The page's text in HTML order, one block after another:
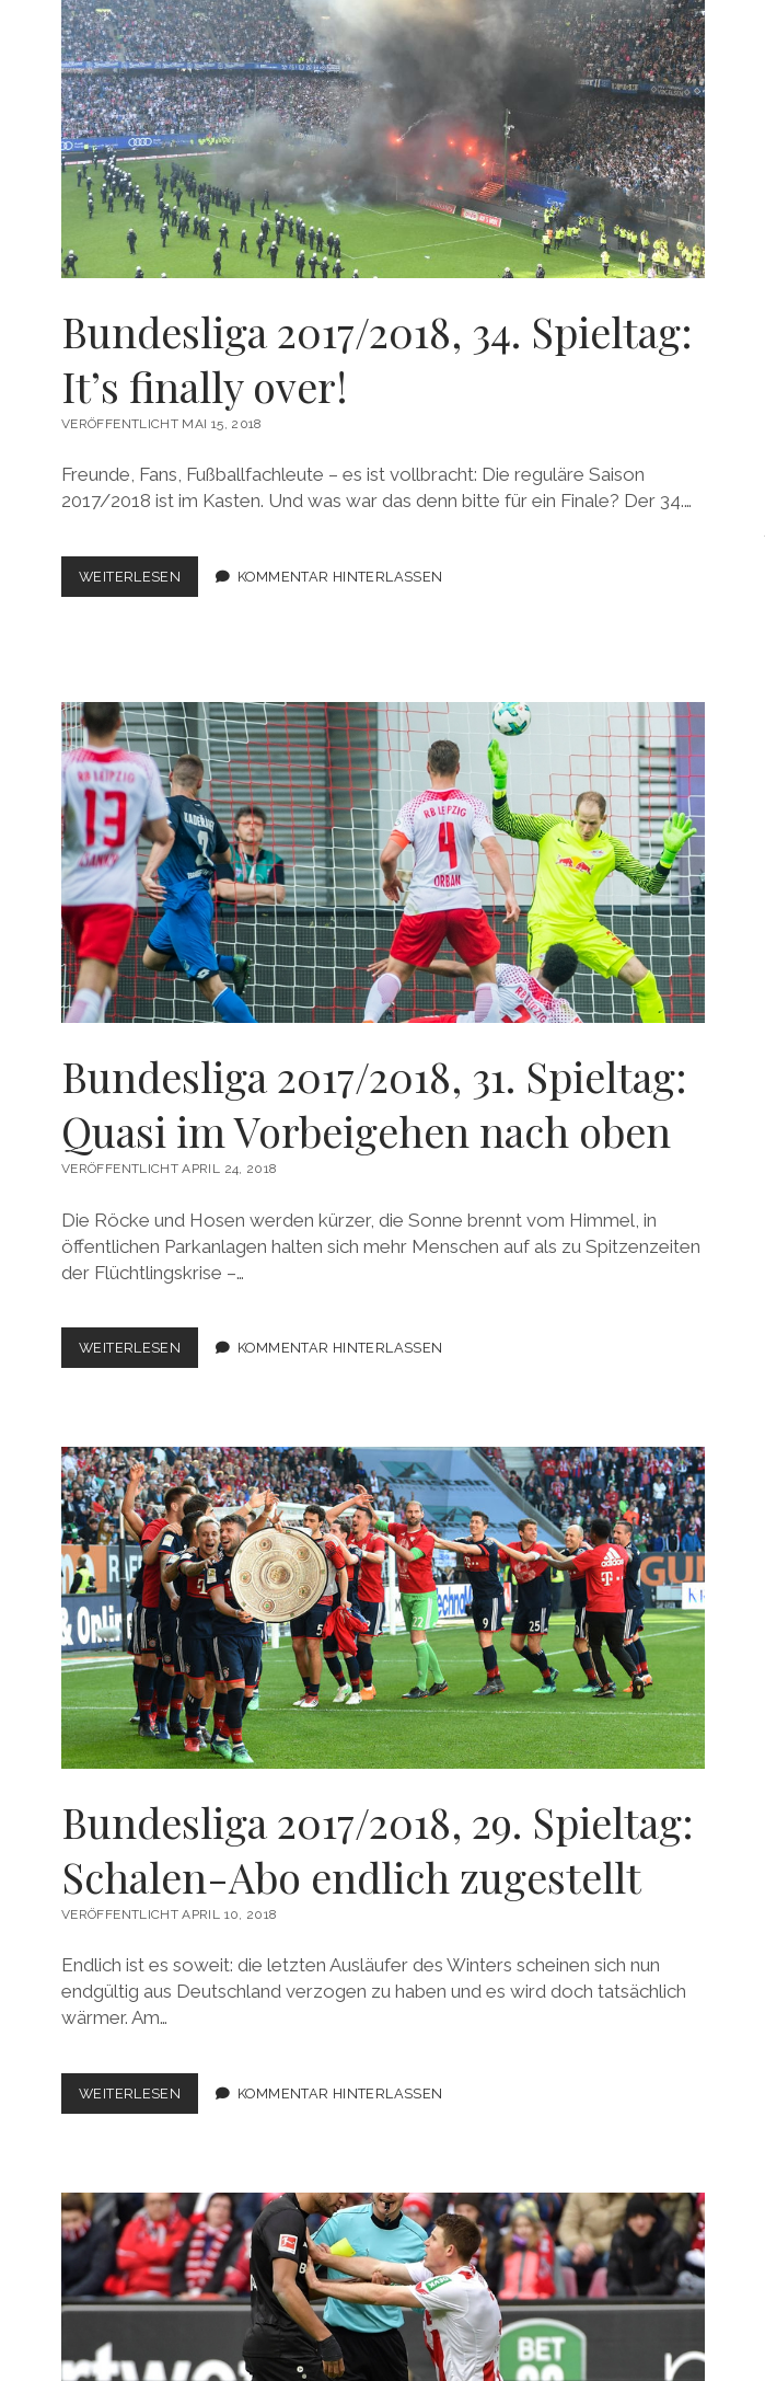
Bundesliga 2017/2018, 34. Spieltag:
It’s finally over!
VERÖFFENTLICHT MAI 15, 2018
Freunde, Fans, Fußballfachleute – es ist vollbracht: Die reguläre Saison
2017/2018 ist im Kasten. Und was war das denn bitte für ein Finale? Der 34.…
WEITERLESEN BUNDESLIGA
2017/2018,
OVER!
KOMMENTAR HINTERLASSEN
Bundesliga 2017/2018, 31. Spieltag:
Quasi im Vorbeigehen nach oben
VERÖFFENTLICHT APRIL 24, 2018
Die Röcke und Hosen werden kürzer, die Sonne brennt vom Himmel, in
öffentlichen Parkanlagen halten sich mehr Menschen auf als zu Spitzenzeiten
der Flüchtlingskrise –…
WEITERLESEN BUNDESLIGA
2017/2018,
IM
VORBEIGEHEN
NACH
OBEN
KOMMENTAR HINTERLASSEN
Bundesliga 2017/2018, 29. Spieltag:
Schalen-Abo endlich zugestellt
VERÖFFENTLICHT APRIL 10, 2018
Endlich ist es soweit: die letzten Ausläufer des Winters scheinen sich nun
endgültig aus Deutschland verzogen zu haben und es wird doch tatsächlich
wärmer. Am…
WEITERLESEN BUNDESLIGA
2017/2018,
ABO
ENDLICH
ZUGESTELLT
KOMMENTAR HINTERLASSEN